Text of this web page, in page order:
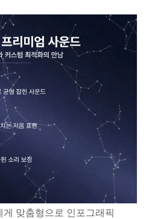
맞춤형으로 인포그래픽